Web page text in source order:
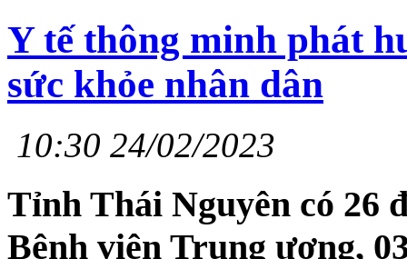
Y tế thông minh phát
sức khỏe nhân dân
10:30 24/02/2023
Tỉnh Thái Nguyên có 26
Bệnh viện Trung ương,